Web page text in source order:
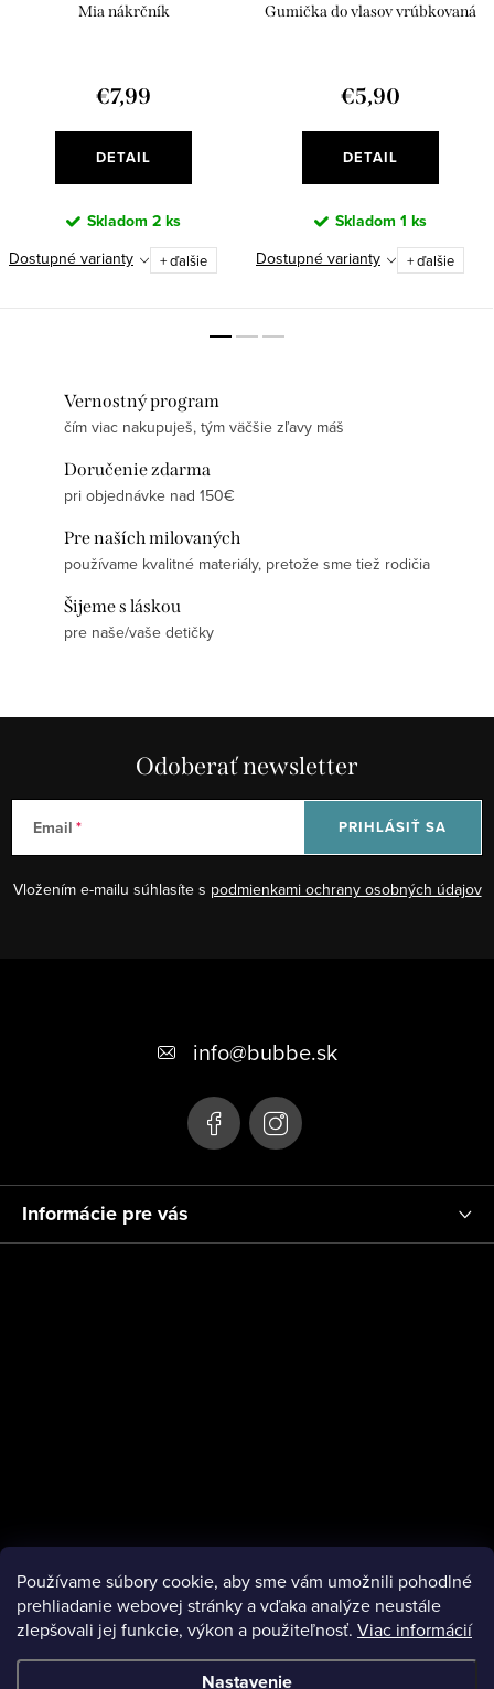
Používame súbory cookie, aby sme vám umožnili pohodlné
prehliadanie webovej stránky a vďaka analýze neustále
zlepšovali jej funkcie, výkon a použiteľnosť. Viac informácií
Nastavenie
Mia nákrčník
€7,99
DETAIL
Skladom 2 ks
Dostupné varianty
+ ďalšie
Gumička do vlasov vrúbkovaná
€5,90
DETAIL
Skladom 1 ks
Dostupné varianty
+ ďalšie
Vernostný program
čím viac nakupuješ, tým väčšie zľavy máš
Doručenie zdarma
pri objednávke nad 150€
Pre naších milovaných
používame kvalitné materiály, pretože sme tiež rodičia
Šijeme s láskou
pre naše/vaše detičky
Odoberať newsletter
Email
Vložením e-mailu súhlasíte s podmienkami ochrany osobných údajov
PRIHLÁSIŤ SA
e
info@bubbe.sk
Informácie pre vás
Instagram